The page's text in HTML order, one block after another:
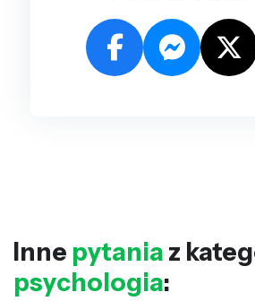
Inne pytania z
psychologia: